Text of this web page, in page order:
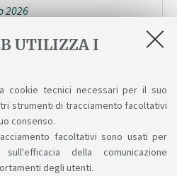
UTILIZZA I
cookie tecnici necessari per il suo
strumenti di tracciamento facoltativi
consenso.
facoltativi sono usati per
della comunicazione
degli utenti.
2026
per il Futuro
School del Collegio Superiore
2026
5